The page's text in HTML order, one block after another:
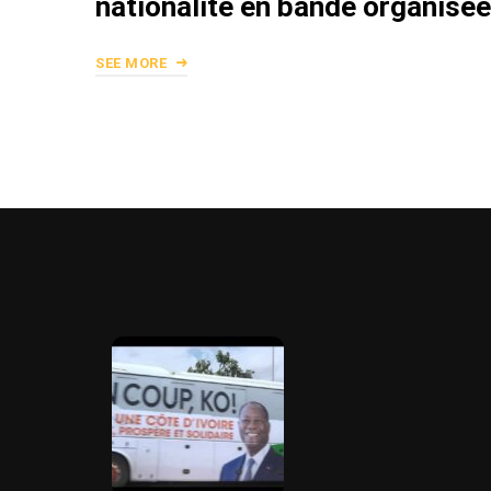
nationalité en bande
SEE MORE